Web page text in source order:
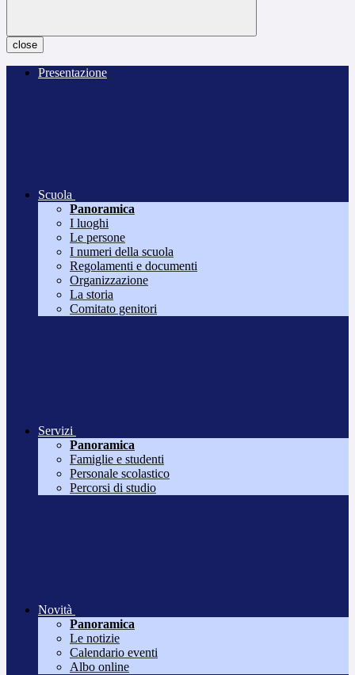
close
Presentazione
Scuola
Panoramica
I luoghi
Le persone
I numeri della scuola
Regolamenti e documenti
Organizzazione
La storia
Comitato genitori
Servizi
Panoramica
Famiglie e studenti
Personale scolastico
Percorsi di studio
Novità
Panoramica
Le notizie
Calendario eventi
Albo online